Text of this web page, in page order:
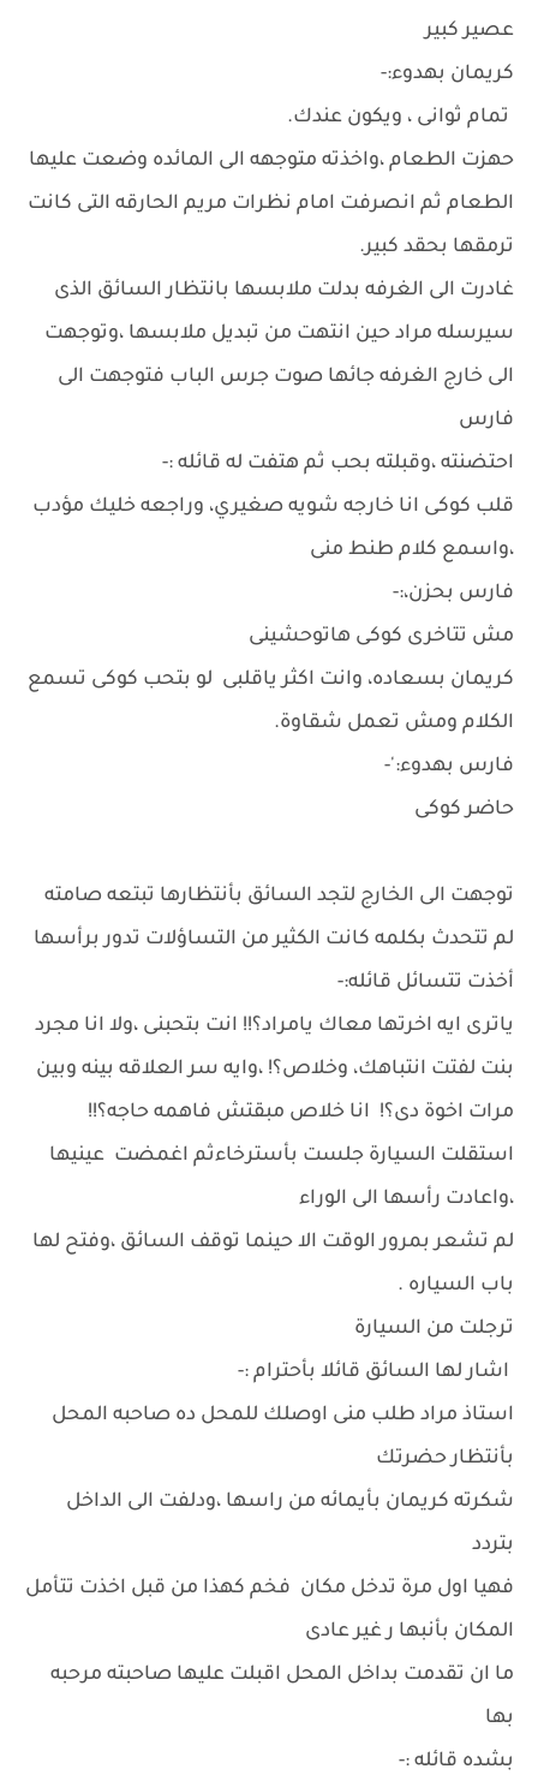
عصير كبير
كريمان بهدوء:-
تمام ثوانى ، ويكون عندك.
حهزت الطعام ،واخذته متوجهه الى المائده وضعت عليها
الطعام ثم انصرفت امام نظرات مريم الحارقه التى كانت
ترمقها بحقد كبير.
غادرت الى الغرفه بدلت ملابسها بانتظار السائق الذى
سيرسله مراد حين انتهت من تبديل ملابسها ،وتوجهت
الى خارج الغرفه جائها صوت جرس الباب فتوجهت الى
فارس
احتضنته ،وقبلته بحب ثم هتفت له قائله :-
قلب كوكى انا خارجه شويه صغيري، وراجعه خليك مؤدب
،واسمع كلام طنط منى
فارس بحزن،:-
مش تتاخرى كوكى هاتوحشينى
كريمان بسعاده، وانت اكثر ياقلبى لو بتحب كوكى تسمع
الكلام ومش تعمل شقاوة.
فارس بهدوء:'-
حاضر كوكى
توجهت الى الخارج لتجد السائق بأنتظارها تبتعه صامته
لم تتحدث بكلمه كانت الكثير من التساؤلات تدور برأسها
أخذت تتسائل قائله:-
ياترى ايه اخرتها معاك يامراد؟!! انت بتحبنى ،ولا انا مجرد
بنت لفتت انتباهك، وخلاص؟! ،وايه سر العلاقه بينه وبين
مرات اخوة دى؟! انا خلاص مبقتش فاهمه حاجه؟!!
استقلت السيارة جلست بأسترخاءثم اغمضت عينيها
،واعادت رأسها الى الوراء
لم تشعر بمرور الوقت الا حينما توقف السائق ،وفتح لها
باب السياره .
ترجلت من السيارة
اشار لها السائق قائلا بأحترام :-
استاذ مراد طلب منى اوصلك للمحل ده صاحبه المحل
بأنتظار حضرتك
شكرته كريمان بأيمائه من راسها ،ودلفت الى الداخل
بتردد
فهيا اول مرة تدخل مكان فخم كهذا من قبل اخذت تتأمل
المكان بأنبها ر غير عادى
ما ان تقدمت بداخل المحل اقبلت عليها صاحبته مرحبه
بها
بشده قائله :-